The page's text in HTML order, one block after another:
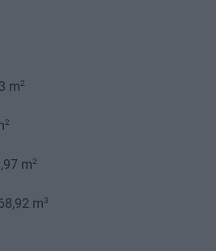
m2
2
m2
m3